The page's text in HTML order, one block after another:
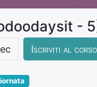
-
Iscriviti al corso